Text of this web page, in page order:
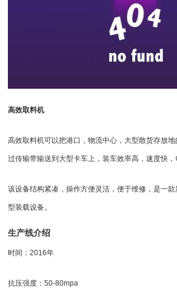
高效取料机
高效取料机可以把港口，物流中心，大型散货存放
过传输带输送到大型卡车上，装车效率高，速度快，
该设备结构紧凑，操作方便灵活，便于维修，是一
型装载设备。
生产线介绍
时间：2016年
抗压强度：50-80mpa